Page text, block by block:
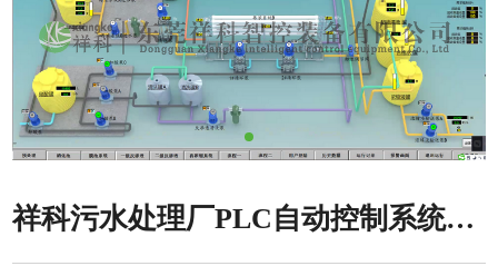
祥科污水处理厂PLC自动控制系统功能